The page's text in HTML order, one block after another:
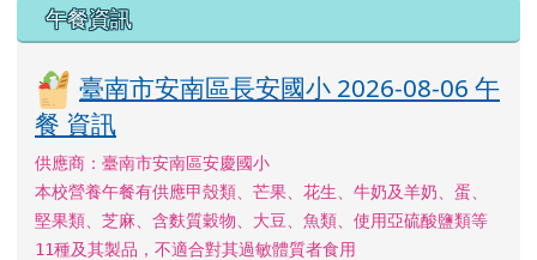
午餐資訊
臺南市安南區長安國小 2026-08-06 午
餐 資訊
供應商：臺南市安南區安慶國小
本校營養午餐有供應甲殼類、芒果、花生、牛奶及羊奶、蛋、
堅果類、芝麻、含麩質穀物、大豆、魚類、使用亞硫酸鹽類等
11種及其製品，不適合對其過敏體質者食用